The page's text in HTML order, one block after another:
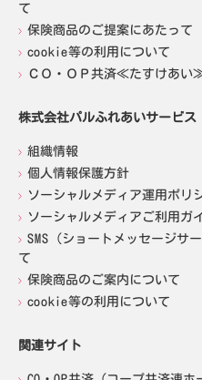
て
保険商品のご提案にあたって
cookie等の利用について
ＣＯ・ＯＰ共済≪たすけあい
株式会社パルふれあいサービス
組織情報
個人情報保護方針
ソーシャルメディア運用ポリ
ソーシャルメディアご利用ガ
SMS（ショートメッセージサ
て
保険商品のご案内について
cookie等の利用について
関連サイト